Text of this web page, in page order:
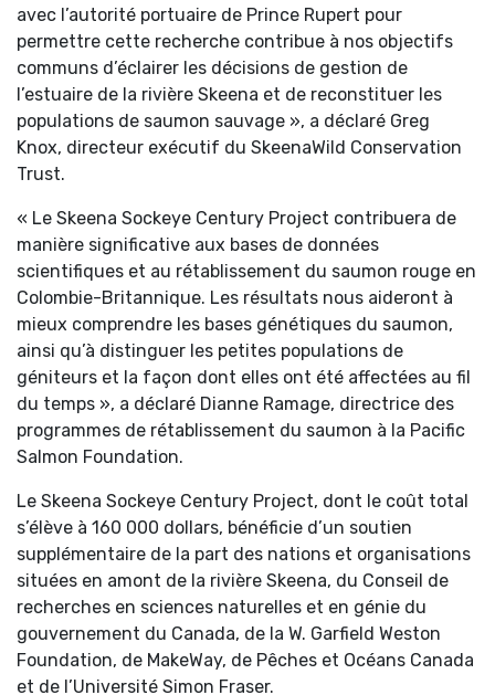
avec l’autorité portuaire de Prince Rupert pour
permettre cette recherche contribue à nos objectifs
communs d’éclairer les décisions de gestion de
l’estuaire de la rivière Skeena et de reconstituer les
populations de saumon sauvage », a déclaré Greg
Knox, directeur exécutif du SkeenaWild Conservation
Trust.
« Le Skeena Sockeye Century Project contribuera de
manière significative aux bases de données
scientifiques et au rétablissement du saumon rouge en
Colombie-Britannique. Les résultats nous aideront à
mieux comprendre les bases génétiques du saumon,
ainsi qu’à distinguer les petites populations de
géniteurs et la façon dont elles ont été affectées au fil
du temps », a déclaré Dianne Ramage, directrice des
programmes de rétablissement du saumon à la Pacific
Salmon Foundation.
Le Skeena Sockeye Century Project, dont le coût total
s’élève à 160 000 dollars, bénéficie d’un soutien
supplémentaire de la part des nations et organisations
situées en amont de la rivière Skeena, du Conseil de
recherches en sciences naturelles et en génie du
gouvernement du Canada, de la W. Garfield Weston
Foundation, de MakeWay, de Pêches et Océans Canada
et de l’Université Simon Fraser.